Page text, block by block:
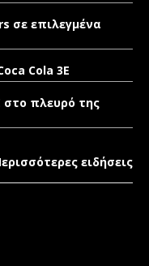
σε επιλεγμένα
Cola 3E
στο πλευρό της
ειδήσεις